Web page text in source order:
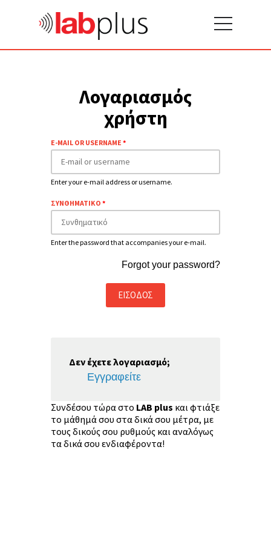
Λογαριασμός
χρήστη
E-MAIL OR USERNAME *
Enter your e-mail address or username.
ΣΥΝΘΗΜΑΤΙΚΟ *
Enter the password that accompanies your e-mail.
Forgot your password?
Δεν έχετε λογαριασμό;
Εγγραφείτε
Συνδέσου τώρα στο LAB plus και φτιάξε
το μάθημά σου στα δικά σου μέτρα, με
τους δικούς σου ρυθμούς και αναλόγως
τα δικά σου ενδιαφέροντα!